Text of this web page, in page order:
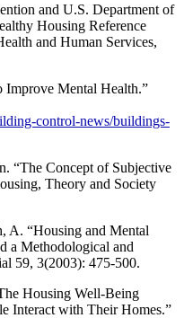
and U.S. Department of
Housing Reference
and Human Services,
Mental Health.”
control-news/buildings-
“The Concept of Subjective
Theory and Society
A. “Housing and Mental
a Methodological and
59, 3(2003): 475-500.
Housing Well-Being
Interact with Their Homes.”